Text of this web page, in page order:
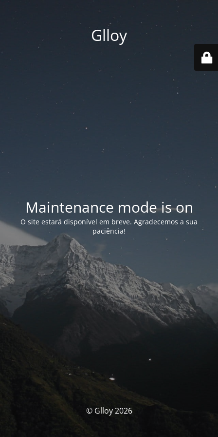
Glloy
Maintenance mode is on
O site estará disponível em breve. Agradecemos a sua
paciência!
© Glloy 2026